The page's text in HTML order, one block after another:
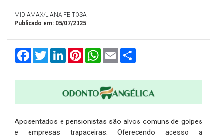
MIDIAMAX/LIANA FEITOSA
Publicado em: 05/07/2025
FacebookTwitterLinkedInPinterestWhatsApp
Email
Aposentados e pensionistas são alvos comuns de golpes
e empresas trapaceiras. Oferecendo acesso a